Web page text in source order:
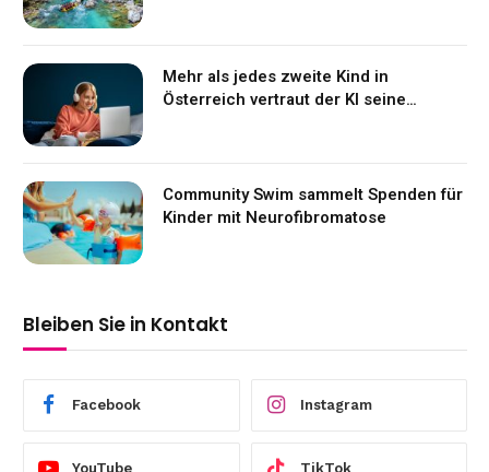
Mehr als jedes zweite Kind in
Österreich vertraut der KI seine
Community Swim sammelt Spenden für
Kinder mit Neurofibromatose
Bleiben Sie in Kontakt
Facebook Instagram
YouTube TikTok